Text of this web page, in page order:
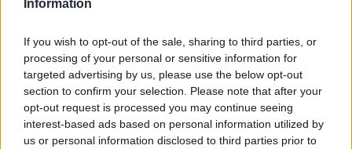
Information
If you wish to opt-out of the sale, sharing to third parties, or
processing of your personal or sensitive information for
targeted advertising by us, please use the below opt-out
section to confirm your selection. Please note that after your
opt-out request is processed you may continue seeing
interest-based ads based on personal information utilized by
us or personal information disclosed to third parties prior to